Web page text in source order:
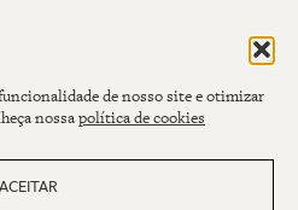
de nosso site e otimizar
nossapolítica de cookies
ACEITAR